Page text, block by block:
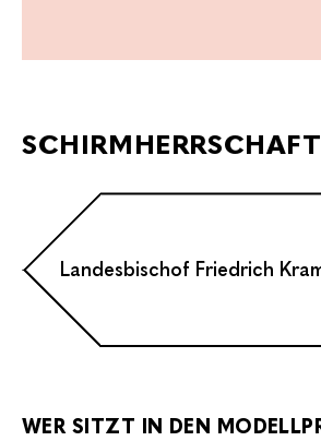
SCHIRMHERRSCHAFT
Landesbischof Friedrich
WER SITZT IN DEN